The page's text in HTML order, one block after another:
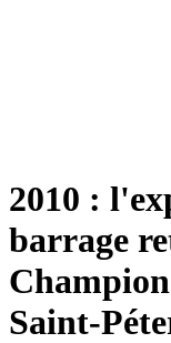
2010 :
barrage
Saint-